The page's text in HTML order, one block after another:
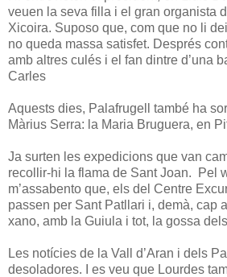
veuen la seva filla i el gran organista
Xicoira. Suposo que, com que no li
no queda massa satisfet. Després
amb altres culés i el fan dintre d’una
Carles
Aquests dies, Palafrugell també ha
Màrius Serra: la Maria Bruguera, en
Ja surten les expedicions que van
recollir-hi la flama de Sant Joan. Pel
m’assabento que, els del Centre
passen per Sant Patllari i, demà, cap
xano, amb la Guiula i tot, la gossa
Les notícies de la Vall d’Aran i dels
desoladores. I es veu que Lourdes